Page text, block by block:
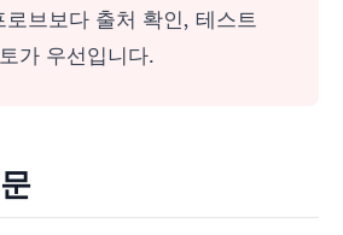
브보다 출처 확인, 테스트
가 우선입니다.